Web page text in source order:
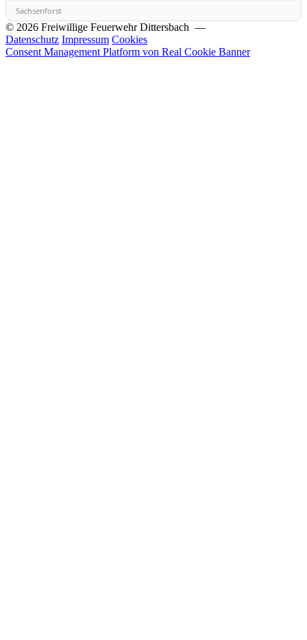
Sachsenforst
© 2026 Freiwillige Feuerwehr Dittersbach —
Datenschutz Impressum Cookies
Consent Management Platform von Real Cookie Banner